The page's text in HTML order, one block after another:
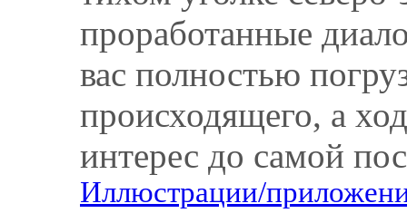
проработанные
вас полностью
происходящего, а
интерес до самой
Иллюстрации/